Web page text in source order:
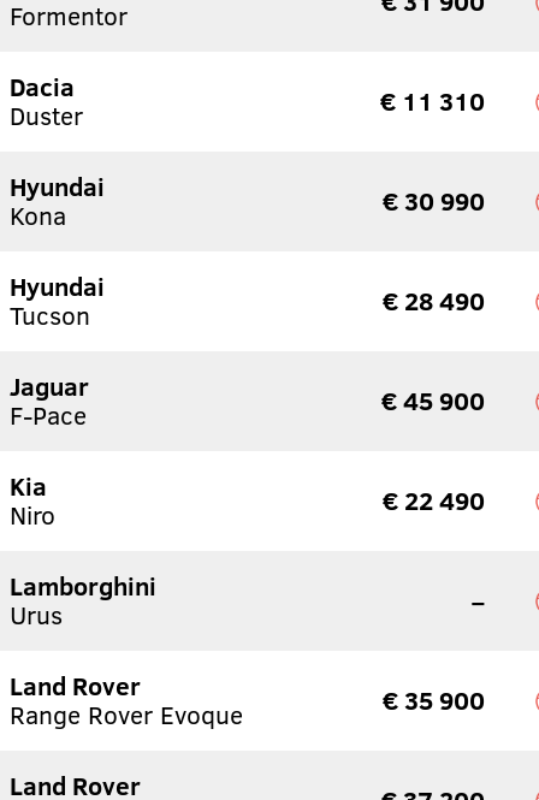
Formentor
Dacia
Duster
€ 11 310
Hyundai
Kona
€ 30 990
Hyundai
Tucson
€ 28 490
Jaguar
F-Pace
€ 45 900
Kia
Niro
€ 22 490
Lamborghini
Urus
–
Land Rover
Range Rover Evoque
€ 35 900
Land Rover